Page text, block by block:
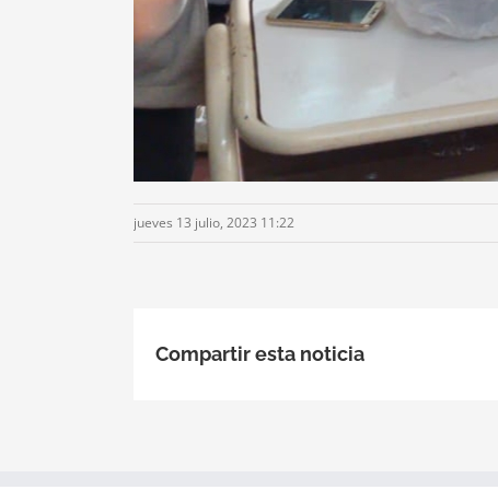
jueves 13 julio, 2023 11:22
Compartir esta noticia